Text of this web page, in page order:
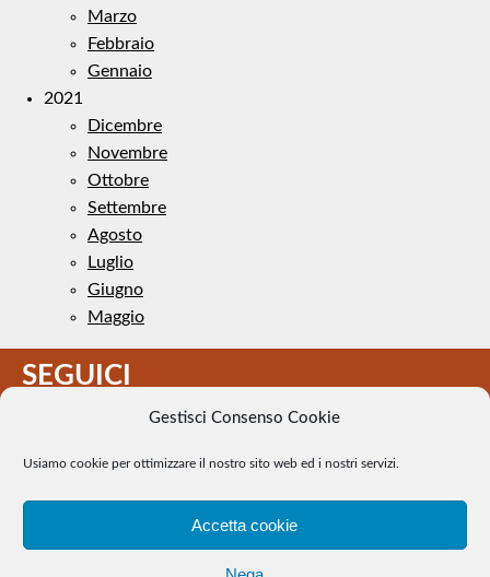
Gestisci Consenso Cookie
Usiamo cookie per ottimizzare il nostro sito web ed i nostri servizi.
Accetta cookie
Marzo
Febbraio
Gennaio
2021
Dicembre
Novembre
Ottobre
Settembre
Agosto
Luglio
Giugno
Maggio
SEGUICI